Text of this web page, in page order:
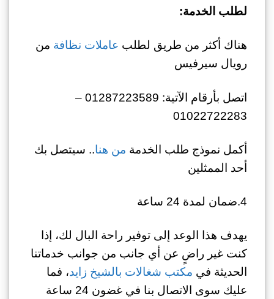
لطلب الخدمة:
هناك أكثر من طريق لطلب عاملات نظافة من
رويال سيرفيس
اتصل بأرقام الآتية: 01287223589 –
01022722283
أكمل نموذج طلب الخدمة من هنا.. سيتصل بك
أحد الممثلين
4.ضمان لمدة 24 ساعة
يهدف هذا الوعد إلى توفير راحة البال لك، إذا
كنت غير راضٍ عن أي جانب من جوانب خدماتنا
الحديثة في مكتب شغالات بالشيخ زايد، فما
عليك سوى الاتصال بنا في غضون 24 ساعة